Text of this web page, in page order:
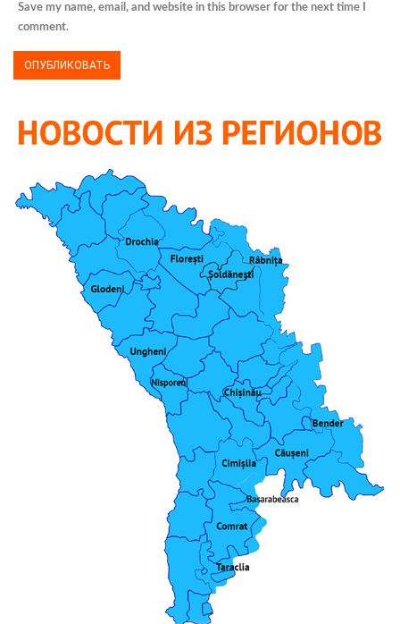
Save my name, email, and website in this browser for the next time I
comment.